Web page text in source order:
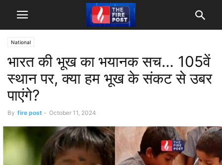
National
भारत की भूख का भयानक सच… 105वें
स्थान पर, क्या हम भूख के संकट से उबर
पाएंगे?
By fire post - October 11, 2024